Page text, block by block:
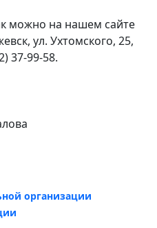
можно на нашем сайте
ул. Ухтомского, 25,
37-99-58.
организации